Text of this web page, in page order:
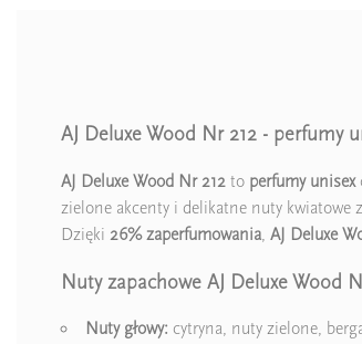
AJ Deluxe Wood Nr 212 - perfumy
AJ Deluxe Wood Nr 212 to perfumy unisex
zielone akcenty i delikatne nuty
Dzięki 26% zaperfumowania, AJ Deluxe
Nuty zapachowe AJ Deluxe Wood
Nuty głowy: cytryna, nuty zielone,